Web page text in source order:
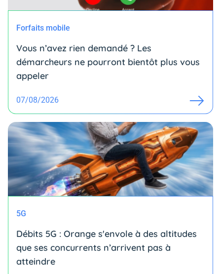
Forfaits mobile
Vous n’avez rien demandé ? Les
démarcheurs ne pourront bientôt plus vous
appeler
07/08/2026
5G
Débits 5G : Orange s'envole à des altitudes
que ses concurrents n’arrivent pas à
atteindre